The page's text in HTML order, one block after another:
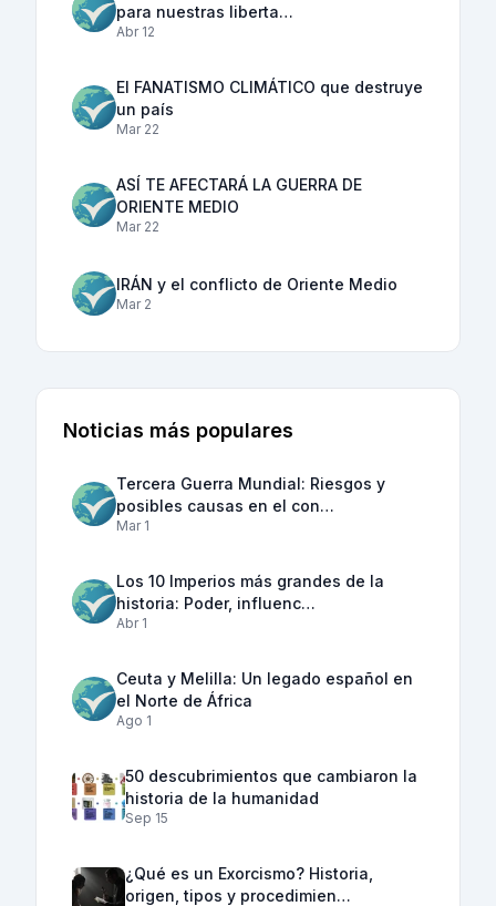
para nuestras liberta…
Abr 12
El FANATISMO CLIMÁTICO que destruye
un país
Mar 22
ASÍ TE AFECTARÁ LA GUERRA DE
ORIENTE MEDIO
Mar 22
IRÁN y el conflicto de Oriente Medio
Mar 2
Noticias más populares
Tercera Guerra Mundial: Riesgos y
posibles causas en el con…
Mar 1
Los 10 Imperios más grandes de la
historia: Poder, influenc…
Abr 1
Ceuta y Melilla: Un legado español en
el Norte de África
Ago 1
50 descubrimientos que cambiaron la
historia de la humanidad
Sep 15
¿Qué es un Exorcismo? Historia,
origen, tipos y procedimien…